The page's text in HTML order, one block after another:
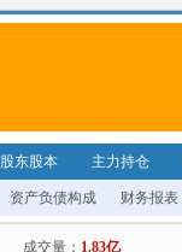
股东股本 主力持仓
资产负债构成 财务报表